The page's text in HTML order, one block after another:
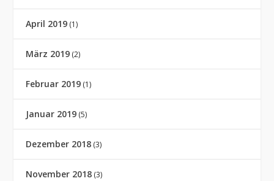
April 2019 (1)
März 2019 (2)
Februar 2019 (1)
Januar 2019 (5)
Dezember 2018 (3)
November 2018 (3)